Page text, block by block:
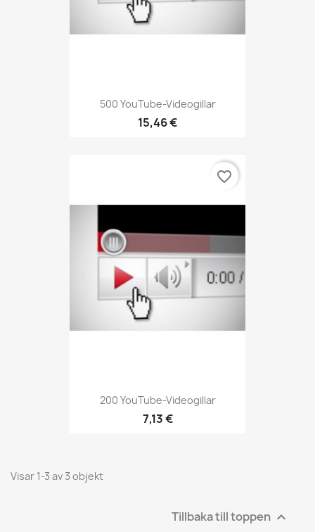
500 YouTube-Videogillar
15,46 €
200 YouTube-Videogillar
7,13 €
favorite_border
Visar 1-3 av 3 objekt
Tillbaka till toppen 